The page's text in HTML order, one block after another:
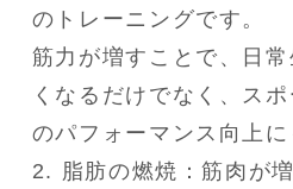
のトレーニングです。
筋力が増すことで、日
くなるだけでなく、ス
のパフォーマンス向上に
2. 脂肪の燃焼：筋肉が